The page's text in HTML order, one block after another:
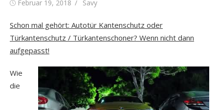
Posted
Februar 19, 2018 Author
Savy
Schon mal gehört: Autotür Kantenschutz oder
Türkantenschutz / Türkantenschoner? Wenn nicht dann
aufgepasst!
Wie
die